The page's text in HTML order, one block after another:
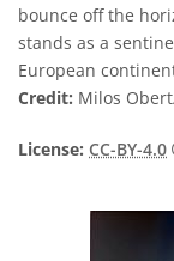
bounce off the
stands as a
European
Credit: Milos
License: CC-BY-4.0